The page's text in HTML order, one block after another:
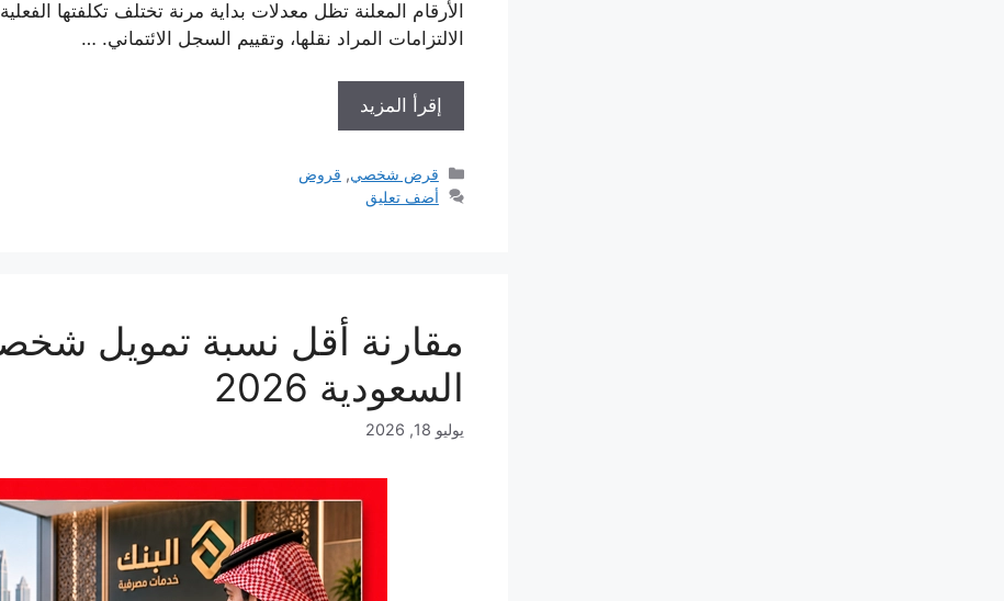
الأرقام المعلنة تظل معدلات بداية مرنة تختلف تكلفتها
الالتزامات المراد نقلها، وتقييم السجل الائتماني. …
إقرأ المزيد
التصنيفات
قرض شخصي, قروض
أضف تعليق
مقارنة أقل نسبة تمويل
السعودية 2026
يوليو 18, 2026